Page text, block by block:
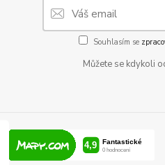
Souhlasím se
Můžete se kdykoli